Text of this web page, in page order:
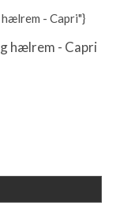
- Capri"}
hælrem - Capri